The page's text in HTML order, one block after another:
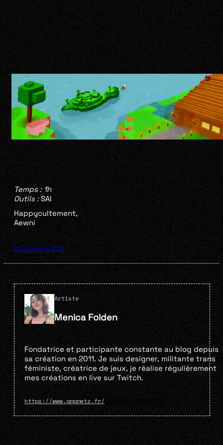
Temps : 1h
Outils :SAI
Happycultement,
Aewni
21 novembre 2011
Artiste
Menica Folden
Fondatrice et participante constante au blog depuis
sa création en 2011. Je suis designer, militante trans
féministe, créatrice de jeux, je réalise régulièrement
mes créations en live sur Twitch.
https://www.amametz.fr/